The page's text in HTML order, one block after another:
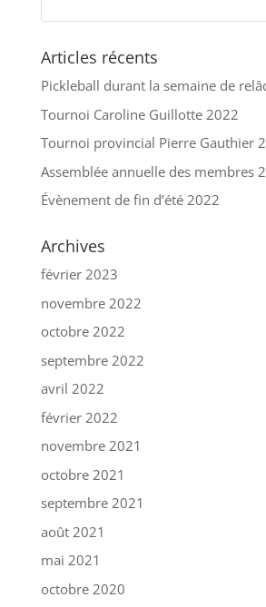
Articles récents
Pickleball durant la semaine de
Tournoi Caroline Guillotte 2022
Tournoi provincial Pierre Gauthier
Assemblée annuelle des membres
Évènement de fin d’été 2022
Archives
février 2023
novembre 2022
octobre 2022
septembre 2022
avril 2022
février 2022
novembre 2021
octobre 2021
septembre 2021
août 2021
mai 2021
octobre 2020